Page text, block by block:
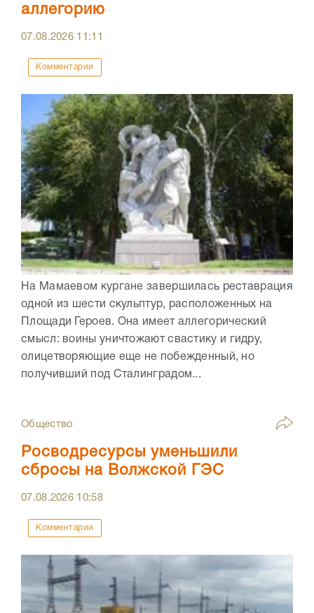
аллегорию
07.08.2026 11:11
Комментарии
На Мамаевом кургане завершилась реставрация
одной из шести скульптур, расположенных на
Площади Героев. Она имеет аллегорический
смысл: воины уничтожают свастику и гидру,
олицетворяющие еще не побежденный, но
получивший под Сталинградом...
Общество
Росводресурсы уменьшили
сбросы на Волжской ГЭС
07.08.2026 10:58
Комментарии